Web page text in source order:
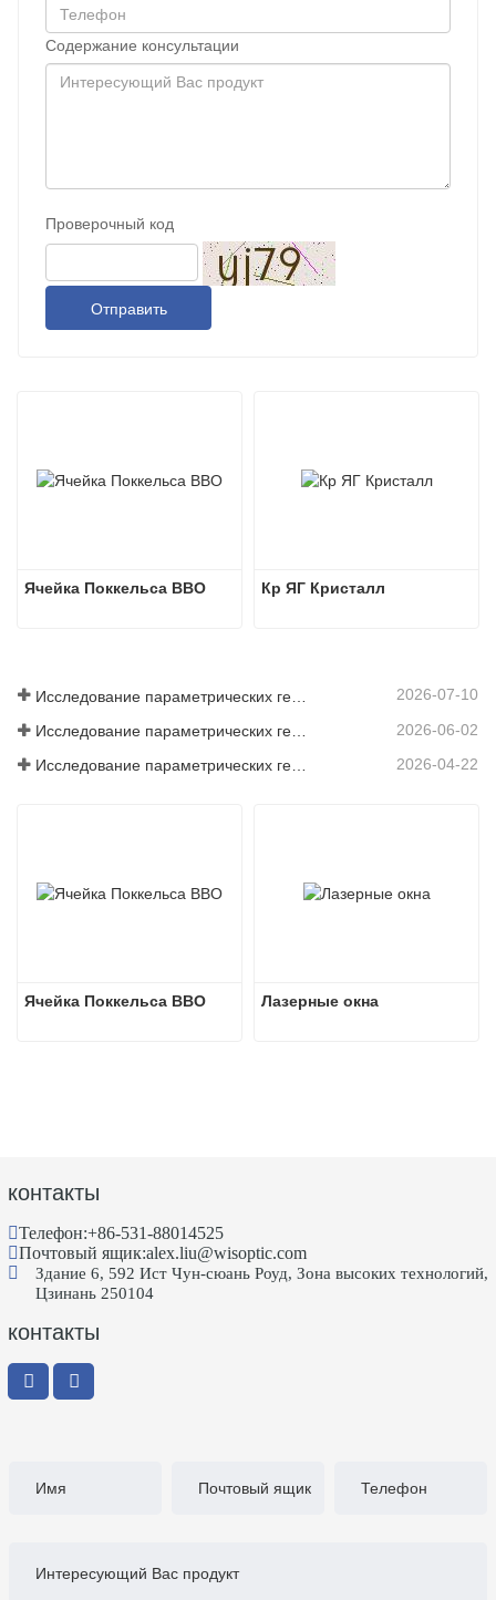
Содержание консультации
Проверочный код
Отправить
Ячейка Поккельса BBO Кр ЯГ Кристалл
2026-07-10
2026-06-02
Исследование параметрических генераторов среднего инфракрасного диапазона — Часть 4 2026-04-22
Ячейка Поккельса BBO Лазерные окна
контакты
Телефон:+86-531-88014525
Почтовый ящик:alex.liu@wisoptic.com
Здание 6, 592 Ист Чун-сюань Роуд, Зона высоких технологий,
Цзинань 250104
контакты